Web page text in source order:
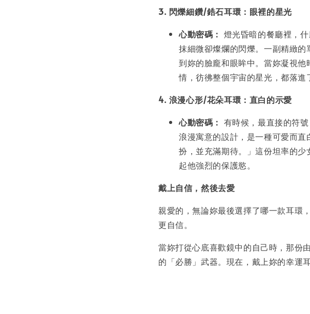
3. 閃爍細鑽/鋯石耳環：眼裡的星光
心動密碼： 燈光昏暗的餐廳裡，
抹細微卻燦爛的閃爍。一副精緻
到妳的臉龐和眼眸中。當妳凝視
情，彷彿整個宇宙的星光，都落進
4. 浪漫心形/花朵耳環：直白的示愛
心動密碼： 有時候，最直接的符
浪漫寓意的設計，是一種可愛而
扮，並充滿期待。」這份坦率的
起他強烈的保護慾。
戴上自信，然後去愛
親愛的，無論妳最後選擇了哪一款耳環
更自信。
當妳打從心底喜歡鏡中的自己時，那份
的「必勝」武器。現在，戴上妳的幸運